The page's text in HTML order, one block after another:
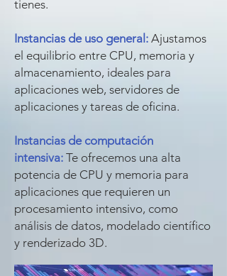
tienes.
Instancias de uso general: Ajustamos
el equilibrio entre CPU, memoria y
almacenamiento, ideales para
aplicaciones web, servidores de
aplicaciones y tareas de oficina.
Instancias de computación
intensiva: Te ofrecemos una alta
potencia de CPU y memoria para
aplicaciones que requieren un
procesamiento intensivo, como
análisis de datos, modelado científico
y renderizado 3D.